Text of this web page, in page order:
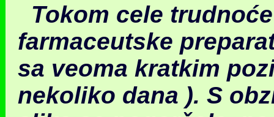
Tokom cele
farmaceutske
sa veoma kratkim
nekoliko dana ). S